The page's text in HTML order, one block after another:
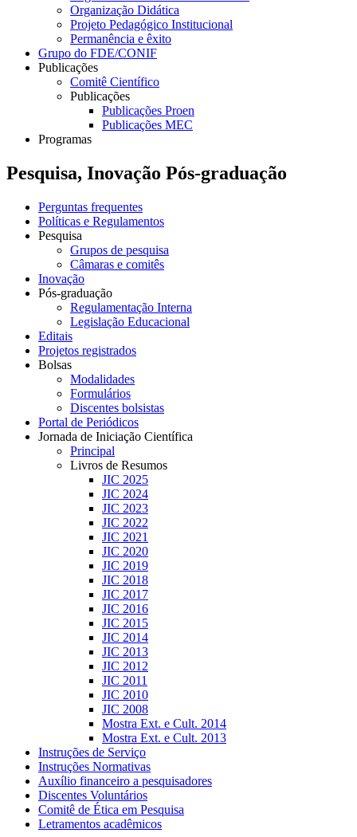
Organização Didática
Projeto Pedagógico Institucional
Permanência e êxito
Grupo do FDE/CONIF
Publicações
Comitê Científico
Publicações
Publicações Proen
Publicações MEC
Programas
Pesquisa, Inovação Pós-graduação
Perguntas frequentes
Políticas e Regulamentos
Pesquisa
Grupos de pesquisa
Câmaras e comitês
Inovação
Pós-graduação
Regulamentação Interna
Legislação Educacional
Editais
Projetos registrados
Bolsas
Modalidades
Formulários
Discentes bolsistas
Portal de Periódicos
Jornada de Iniciação Científica
Principal
Livros de Resumos
JIC 2025
JIC 2024
JIC 2023
JIC 2022
JIC 2021
JIC 2020
JIC 2019
JIC 2018
JIC 2017
JIC 2016
JIC 2015
JIC 2014
JIC 2013
JIC 2012
JIC 2011
JIC 2010
JIC 2008
Mostra Ext. e Cult. 2014
Mostra Ext. e Cult. 2013
Instruções de Serviço
Instruções Normativas
Auxílio financeiro a pesquisadores
Discentes Voluntários
Comitê de Ética em Pesquisa
Letramentos acadêmicos